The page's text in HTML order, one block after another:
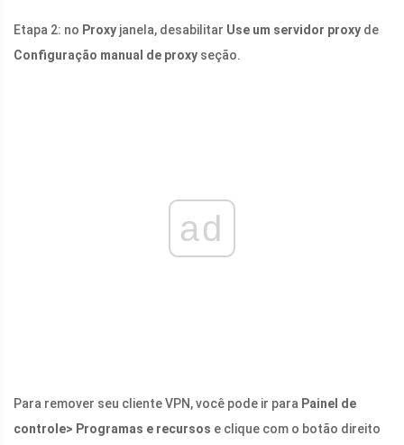
Etapa 2: no Proxy janela, desabilitar Use um servidor proxy de
Configuração manual de proxy seção.
ad
Para remover seu cliente VPN, você pode ir para Painel de
controle> Programas e recursos e clique com o botão direito